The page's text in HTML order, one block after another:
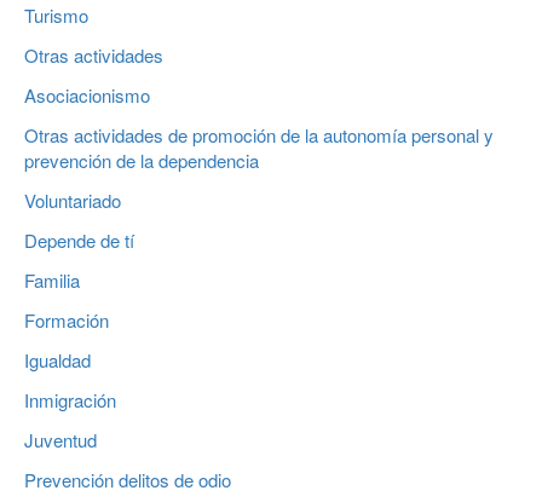
Turismo
Otras actividades
Asociacionismo
Otras actividades de promoción de la autonomía personal y
prevención de la dependencia
Voluntariado
Depende de tí
Familia
Formación
Igualdad
Inmigración
Juventud
Prevención delitos de odio